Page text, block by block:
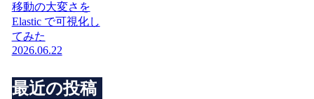
移動の大変さを
Elastic で可視化し
てみた
2026.06.22
最近の投稿